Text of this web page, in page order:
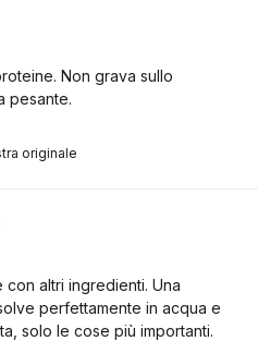
originale
Non grava sullo
pesante.
altri ingredienti. Una
perfettamente in acqua e
solo le cose più importanti.